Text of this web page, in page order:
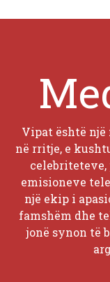
Vipat është
në rritje, e
emisioneve
një ekip i
famshëm dhe
jonë synon të